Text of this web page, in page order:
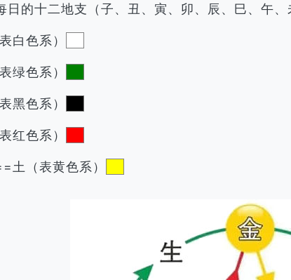
日的十二地支（子、丑、寅、卯、辰、巳、午
白色系）
绿色系）
黑色系）
红色系）
土（表黄色系）